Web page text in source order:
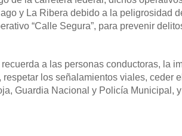
y La Ribera debido a la peligrosidad
“Calle Segura”, para prevenir
a las personas conductoras, la
respetar los señalamientos viales, ceder
Guardia Nacional y Policía Municipal,